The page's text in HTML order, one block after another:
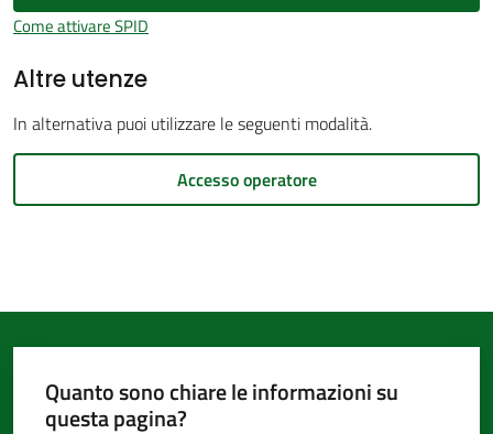
Amministrazione
Trasparente
Tutti
Come attivare SPID
Altre utenze
In alternativa puoi utilizzare le seguenti modalità.
Accesso operatore
Quanto sono chiare le informazioni su
questa pagina?